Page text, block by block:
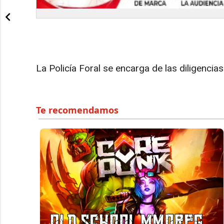
La Policía Foral se encarga de las